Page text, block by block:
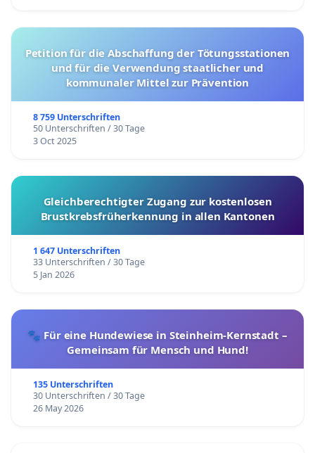
Petition für die Abschaffung der Tötungsstationen
und für die Verwendung staatlicher und
kommunaler Mittel zur Prävention
8 759 Unterschriften
50 Unterschriften / 30 Tage
3 Oct 2025
Gleichberechtigter Zugang zur kostenlosen
Brustkrebsfrüherkennung in allen Kantonen
1 647 Unterschriften
33 Unterschriften / 30 Tage
5 Jan 2026
🐾 Für eine Hundewiese in Steinheim-Kernstadt –
Gemeinsam für Mensch und Hund!
135 Unterschriften
30 Unterschriften / 30 Tage
26 May 2026